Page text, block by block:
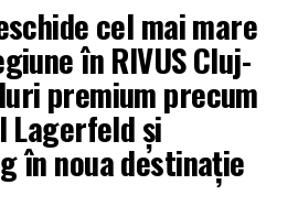
cel mai mare
în RIVUS Cluj-
premium precum
Lagerfeld și
în noua destinație